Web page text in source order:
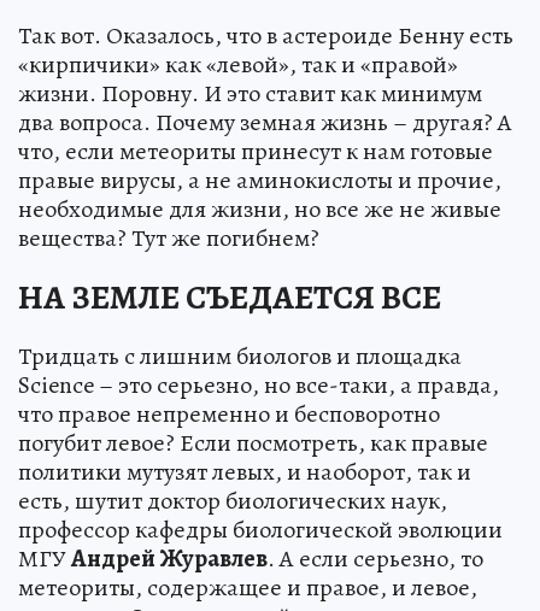
Так вот. Оказалось, что в астероиде Бенну есть
«кирпичики» как «левой», так и «правой»
жизни. Поровну. И это ставит как минимум
два вопроса. Почему земная жизнь – другая? А
что, если метеориты принесут к нам готовые
правые вирусы, а не аминокислоты и прочие,
необходимые для жизни, но все же не живые
вещества? Тут же погибнем?
НА ЗЕМЛЕ СЪЕДАЕТСЯ ВСЕ
Тридцать с лишним биологов и площадка
Science – это серьезно, но все-таки, а правда,
что правое непременно и бесповоротно
погубит левое? Если посмотреть, как правые
политики мутузят левых, и наоборот, так и
есть, шутит доктор биологических наук,
профессор кафедры биологической эволюции
МГУАндрей Журавлев. А если серьезно, то
метеориты, содержащее и правое, и левое,